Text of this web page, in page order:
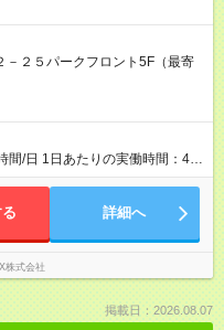
２５パークフロント5F（最寄
間/日 1日あたりの実働時間：4-7
分 ・10時00分～17時00分 週
詳細へ
株式会社
掲載日：2026.08.07